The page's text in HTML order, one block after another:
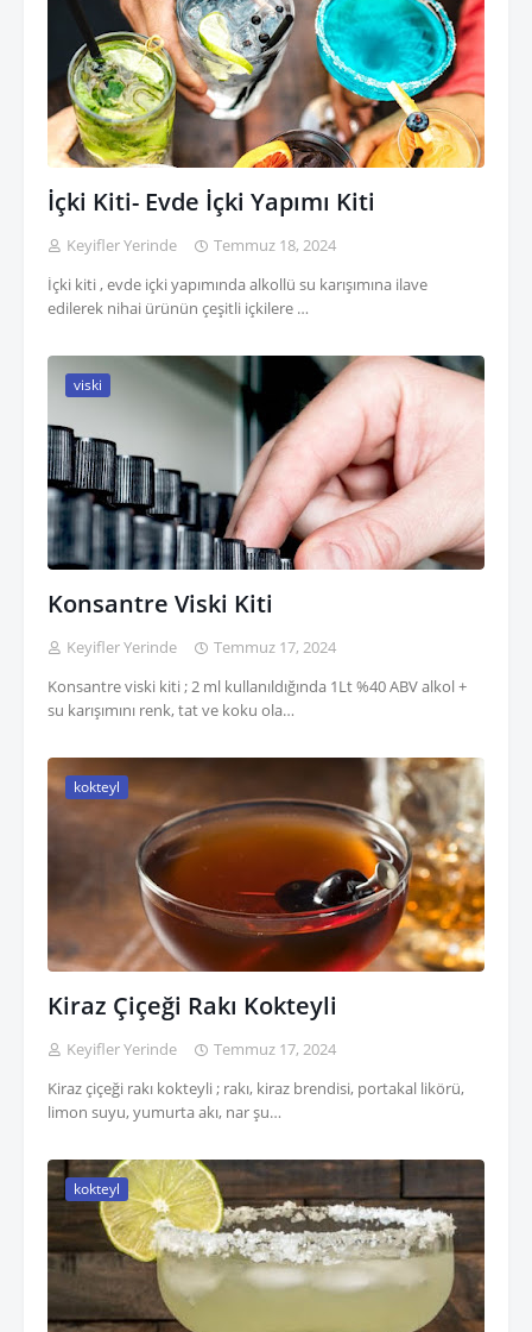
İçki Kiti- Evde İçki Yapımı Kiti
Keyifler Yerinde
Temmuz 18, 2024
İçki kiti , evde içki yapımında alkollü su karışımına ilave
edilerek nihai ürünün çeşitli içkilere …
viski
Konsantre Viski Kiti
Keyifler Yerinde
Temmuz 17, 2024
Konsantre viski kiti ; 2 ml kullanıldığında 1Lt %40 ABV alkol +
su karışımını renk, tat ve koku ola…
kokteyl
Kiraz Çiçeği Rakı Kokteyli
Keyifler Yerinde
Temmuz 17, 2024
Kiraz çiçeği rakı kokteyli ; rakı, kiraz brendisi, portakal likörü,
limon suyu, yumurta akı, nar şu…
kokteyl